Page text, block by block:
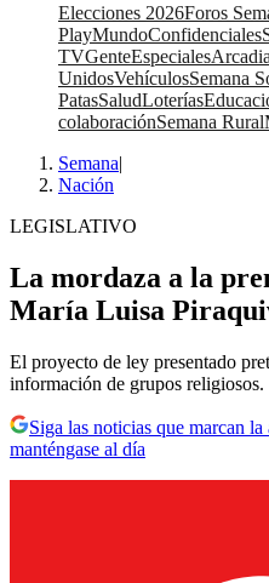
Elecciones 2026Foros
PlayMundoConfidenciales
TVGenteEspecialesArcadia
UnidosVehículosSemana
PatasSaludLoterías
colaboraciónSemana Rural
Semana|
Nación
LEGISLATIVO
La mordaza a la
María Luisa
El proyecto de ley presentado
información de grupos religiosos.
Siga las noticias que marcan
manténgase al día